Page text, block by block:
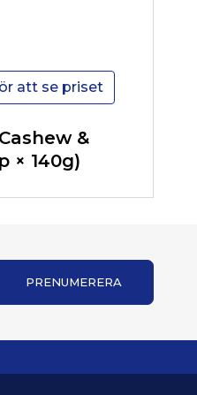
att se priset
&
× 140g)
PRENUMERERA